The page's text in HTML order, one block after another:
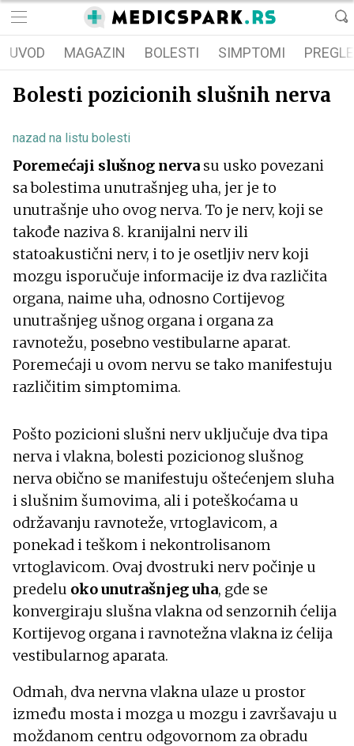
UVOD MAGAZIN BOLESTI SIMPTOMI
Bolesti pozicionih slušnih nerva
nazad na listu bolesti
Poremećaji slušnog nerva su usko povezani
sa bolestima unutrašnjeg uha, jer je to
unutrašnje uho ovog nerva. To je nerv, koji se
takođe naziva 8. kranijalni nerv ili
statoakustični nerv, i to je osetljiv nerv koji
mozgu isporučuje informacije iz dva različita
organa, naime uha, odnosno Cortijevog
unutrašnjeg ušnog organa i organa za
ravnotežu, posebno vestibularne aparat.
Poremećaji u ovom nervu se tako manifestuju
različitim simptomima.
Pošto pozicioni slušni nerv uključuje dva tipa
nerva i vlakna, bolesti pozicionog slušnog
nerva obično se manifestuju oštećenjem sluha
i slušnim šumovima, ali i poteškoćama u
održavanju ravnoteže, vrtoglavicom, a
ponekad i teškom i nekontrolisanom
vrtoglavicom. Ovaj dvostruki nerv počinje u
predelu oko unutrašnjeg uha, gde se
konvergiraju slušna vlakna od senzornih ćelija
Kortijevog organa i ravnotežna vlakna iz ćelija
vestibularnog aparata.
Odmah, dva nervna vlakna ulaze u prostor
između mosta i mozga u mozgu i završavaju u
moždanom centru odgovornom za obradu